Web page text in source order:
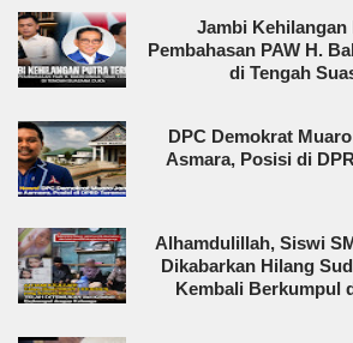
Jambi Kehilangan
Pembahasan PAW H.
di Tengah
DPC Demokrat
Asmara, Posisi di
Alhamdulillah, Siswi
Dikabarkan Hilang
Kembali Berkumpul